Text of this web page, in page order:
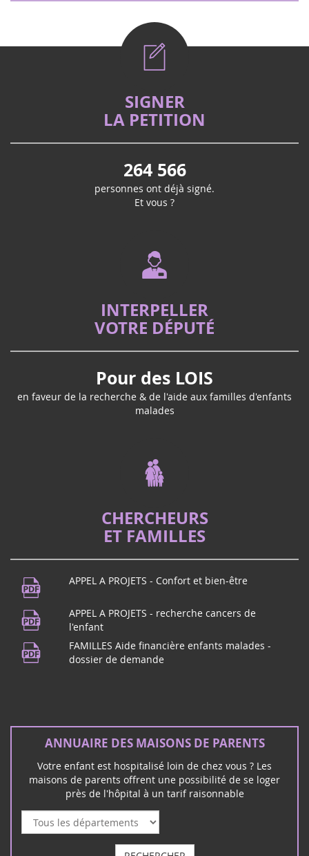
SIGNER
LA PETITION
264 566
personnes ont déjà signé.
Et vous ?
INTERPELLER
VOTRE DÉPUTÉ
Pour des LOIS
en faveur de la recherche & de l'aide aux familles d'enfants
malades
CHERCHEURS
ET FAMILLES
APPEL A PROJETS - Confort et bien-être
APPEL A PROJETS - recherche cancers de
l'enfant
FAMILLES Aide financière enfants malades -
dossier de demande
ANNUAIRE DES MAISONS DE PARENTS
Votre enfant est hospitalisé loin de chez vous ? Les
maisons de parents offrent une possibilité de se loger
près de l'hôpital à un tarif raisonnable